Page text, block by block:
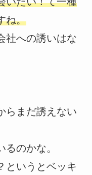
ね。
社への誘いはな
らまだ誘えない
のかな。
というとベッキ